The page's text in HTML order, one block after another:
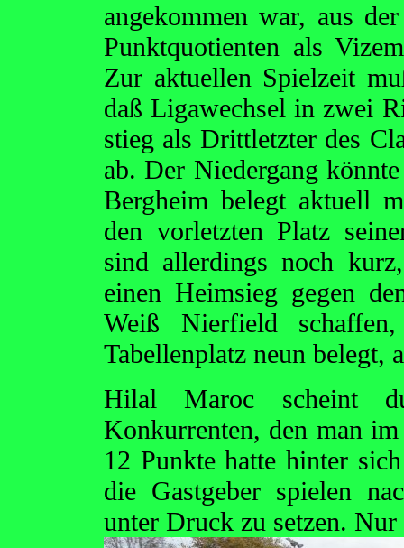
angekommen war, aus
Punktquotienten als
Zur aktuellen Spielzeit
daß Ligawechsel in zwei
stieg als Drittletzter des
ab. Der Niedergang
Bergheim belegt aktuell
den vorletzten Platz
sind allerdings noch
einen Heimsieg gegen
Weiß Nierfield
Tabellenplatz neun belegt,
Hilal Maroc scheint
Konkurrenten, den man
12 Punkte hatte hinter
die Gastgeber spielen
unter Druck zu setzen. Nur